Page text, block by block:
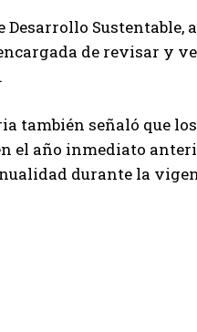
Desarrollo
de revisar y
también señaló que
el año inmediato
durante la